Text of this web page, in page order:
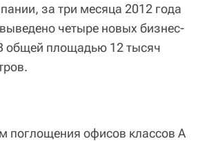
за три месяца 2012 года
четыре новых бизнес-
общей площадью 12 тысяч
поглощения офисов классов А